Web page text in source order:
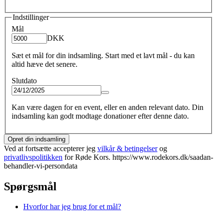
Indstillinger
Mål
DKK
Sæt et mål for din indsamling. Start med et lavt mål - du kan
altid hæve det senere.
Slutdato
Kan være dagen for en event, eller en anden relevant dato. Din
indsamling kan godt modtage donationer efter denne dato.
Opret din indsamling
Ved at fortsætte accepterer jeg vilkår & betingelserog
privatlivspolitikken for Røde Kors. https://www.rodekors.dk/saadan-
behandler-vi-persondata
Spørgsmål
Hvorfor har jeg brug for et mål?